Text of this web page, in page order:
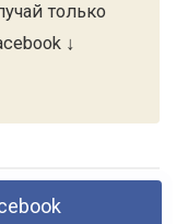
только
↓